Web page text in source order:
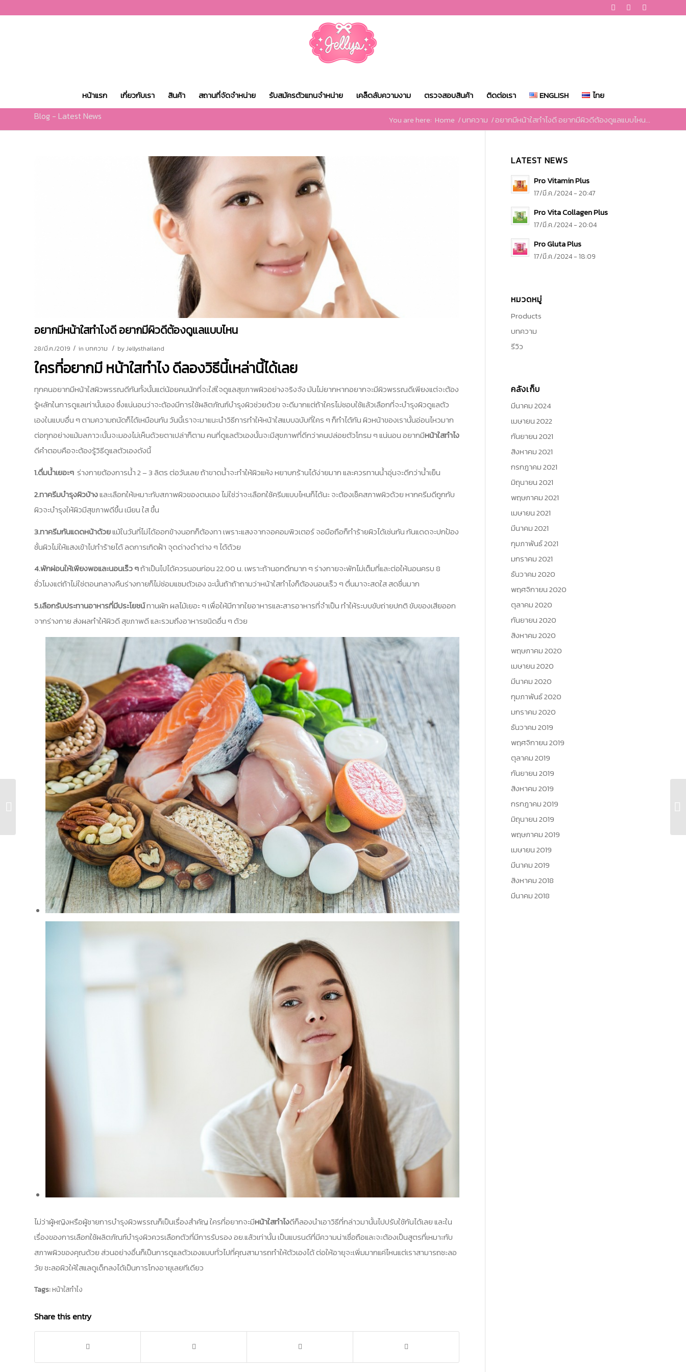
หน้าแรก เกี่ยวกับเรา สินค้า สถานที่จัดจำหน่าย รับสมัครตัวแทนจำหน่าย เคล็ดลับความงาม ตรวจสอบสินค้า ติดต่อเรา ENGLISH ไทย
Blog - Latest News You are here: Home /บทความ /อยากมีหน้าใสทําไงดี อยากมีผิวดีต้องดูแลแบบไหน...
อยากมีหน้าใสทําไงดี อยากมีผิวดีต้องดูแลแบบไหน
28/มี.ค./2019 / in บทความ / byJellysthailand
ใครที่อยากมีหน้าใสทําไงดีลองวิธีนี้เหล่านี้ได้เลย
ทุกคนอยากมีหน้าใสผิวพรรณดีกันทั้งนั้นแต่น้อยคนนักที่จะใส่ใจดูแลสุขภาพผิวอย่างจริงจัง มันไม่ยากหากอยากจะมีผิวพรรณดีเพียงแต่จะต้อง
รู้หลักในการดูแลเท่านั้นเอง ซึ่งแน่นอนว่าจะต้องมีการใช้ผลิตภัณฑ์บำรุงผิวช่วยด้วย จะดีมากแต่ถ้าใครไม่ชอบใช้แล้วเลือกที่จะบำรุงผิวดูแลตัว
เองในแบบอื่น ๆ ตามความถนัดก็ได้เหมือนกัน วันนี้เราจะมาแนะนำวิธีการทำให้หน้าใสแบบฉบับที่ใคร ๆ ก็ทำได้กัน ผิวหน้าของเรานั้นอ่อนไหวมาก
ต่อทุกอย่างแม้มลภาวะนั้นจะมองไม่เห็นด้วยตาเปล่าก็ตาม คนที่ดูแลตัวเองนั้นจะมีสุขภาพที่ดีกว่าคนปล่อยตัวโทรม ๆ แน่นอน อยากมีหน้าใสทําไง
ดีคำตอบคือจะต้องรู้วิธีดูแลตัวเองดังนี้
1.ดื่มน้ำเยอะๆ ร่างกายต้องการน้ำ 2 – 3 ลิตร ต่อวันเลย ถ้าขาดน้ำจะทำให้ผิวแห้ง หยาบกร้านได้ง่ายมาก และควรทานน้ำอุ่นจะดีกว่าน้ำเย็น
2.ทาครีมบำรุงผิวบ้างและเลือกให้เหมาะกับสภาพผิวของตนเอง ไม่ใช่ว่าจะเลือกใช้ครีมแบบไหนก็ได้นะ จะต้องเช็คสภาพผิวด้วย หากครีมดีถูกกับ
ผิวจะบำรุงให้ผิวมีสุขภาพดีขึ้น เนียน ใส ขึ้น
3.ทาครีมกันแดดหน้าด้วยแม้ในวันที่ไม่ได้ออกข้างนอกก็ต้องทา เพราะแสงจากจอคอมพิวเตอร์ จอมือถือก็ทำร้ายผิวได้เช่นกัน กันแดดจะปกป้อง
ชั้นผิวไม่ให้แสงเข้าไปทำร้ายได้ ลดการเกิดฝ้า จุดด่างดำต่าง ๆ ได้ด้วย
4.พักผ่อนให้เพียงพอและนอนเร็ว ๆถ้าเป็นไปได้ควรนอนก่อน 22.00 น. เพราะถ้านอกดึกมาก ๆ ร่างกายจะพักไม่เต็มที่และต่อให้นอนครบ 8
ชั่วโมงแต่ถ้าไม่ใช่ตอนกลางคืนร่างกายก็ไม่ซ่อมแซมตัวเอง ฉะนั้นถ้าถ้าถามว่าหน้าใสทําไงก็ต้องนอนเร็ว ๆ ตื่นมาจะสดใส สดชื่นมาก
5.เลือกรับประทานอาหารที่มีประโยชน์ทานผัก ผลไม้เยอะ ๆ เพื่อให้มีกากใยอาหารและสารอาหารที่จำเป็น ทำให้ระบบขับถ่ายปกติ ขับของเสียออก
จากร่างกาย ส่งผลทำให้ผิวดี สุขภาพดี และรวมถึงอาหารชนิดอื่น ๆ ด้วย
ไม่ว่าผู้หญิงหรือผู้ชายการบำรุงผิวพรรณก็เป็นเรื่องสำคัญ ใครที่อยากจะมีหน้าใสทําไงดีก็ลองนำเอาวิธีที่กล่าวมานั้นไปปรับใช้กันได้เลย และใน
เรื่องของการเลือกใช้ผลิตภัณฑ์บำรุงผิวควรเลือกตัวที่มีการรับรอง อย.แล้วเท่านั้น เป็นแบรนด์ที่มีความน่าเชื่อถือและจะต้องเป็นสูตรที่เหมาะกับ
สภาพผิวของคุณด้วย ส่วนอย่างอื่นก็เป็นการดูแลตัวเองแบบทั่วไปที่คุณสามารถทำให้ตัวเองได้ ต่อให้อายุจะเพิ่มมากแค่ไหนแต่เราสามารถชะลอ
วัย ชะลอผิวให้ใสแลดูเด็กลงได้เป็นการโกงอายุเลยทีเดียว
Tags: หน้าใสทำไง
Share this entry
LATEST NEWS
Pro Vitamin Plus
17/มี.ค./2024 - 20:47
Pro Vita Collagen Plus
17/มี.ค./2024 - 20:04
Pro Gluta Plus
17/มี.ค./2024 - 18:09
หมวดหมู่
Products
บทความ
รีวิว
คลังเก็บ
มีนาคม 2024
เมษายน 2022
กันยายน 2021
สิงหาคม 2021
กรกฎาคม 2021
มิถุนายน 2021
พฤษภาคม 2021
เมษายน 2021
มีนาคม 2021
กุมภาพันธ์ 2021
มกราคม 2021
ธันวาคม 2020
พฤศจิกายน 2020
ตุลาคม 2020
กันยายน 2020
สิงหาคม 2020
พฤษภาคม 2020
เมษายน 2020
มีนาคม 2020
กุมภาพันธ์ 2020
มกราคม 2020
ธันวาคม 2019
พฤศจิกายน 2019
ตุลาคม 2019
กันยายน 2019
สิงหาคม 2019
กรกฎาคม 2019
มิถุนายน 2019
พฤษภาคม 2019
เมษายน 2019
มีนาคม 2019
สิงหาคม 2018
มีนาคม 2018
หน้าเป็นฝ้าทำไงดี 4 เคล็ด